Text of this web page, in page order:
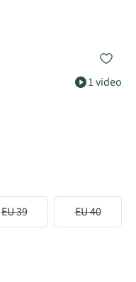
1 video
EU 39 EU 40